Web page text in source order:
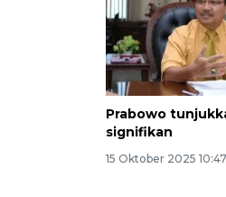
Prabowo
signifikan
15 Oktober 2025 10:47